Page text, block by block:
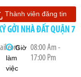
GỞI NHÀ ĐẤT QUẬN 7
Giờ
làm
việc
08:00 Am -
17:00 Pm
Thành viên đăng tin